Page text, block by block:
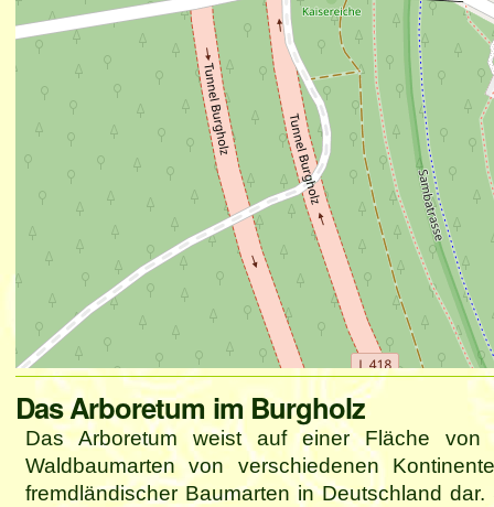
Artikelaktionen
Das Arboretum im Burgholz
Das Arboretum weist auf einer Fläche
Waldbaumarten von verschiedenen
fremdländischer Baumarten in Deutschland